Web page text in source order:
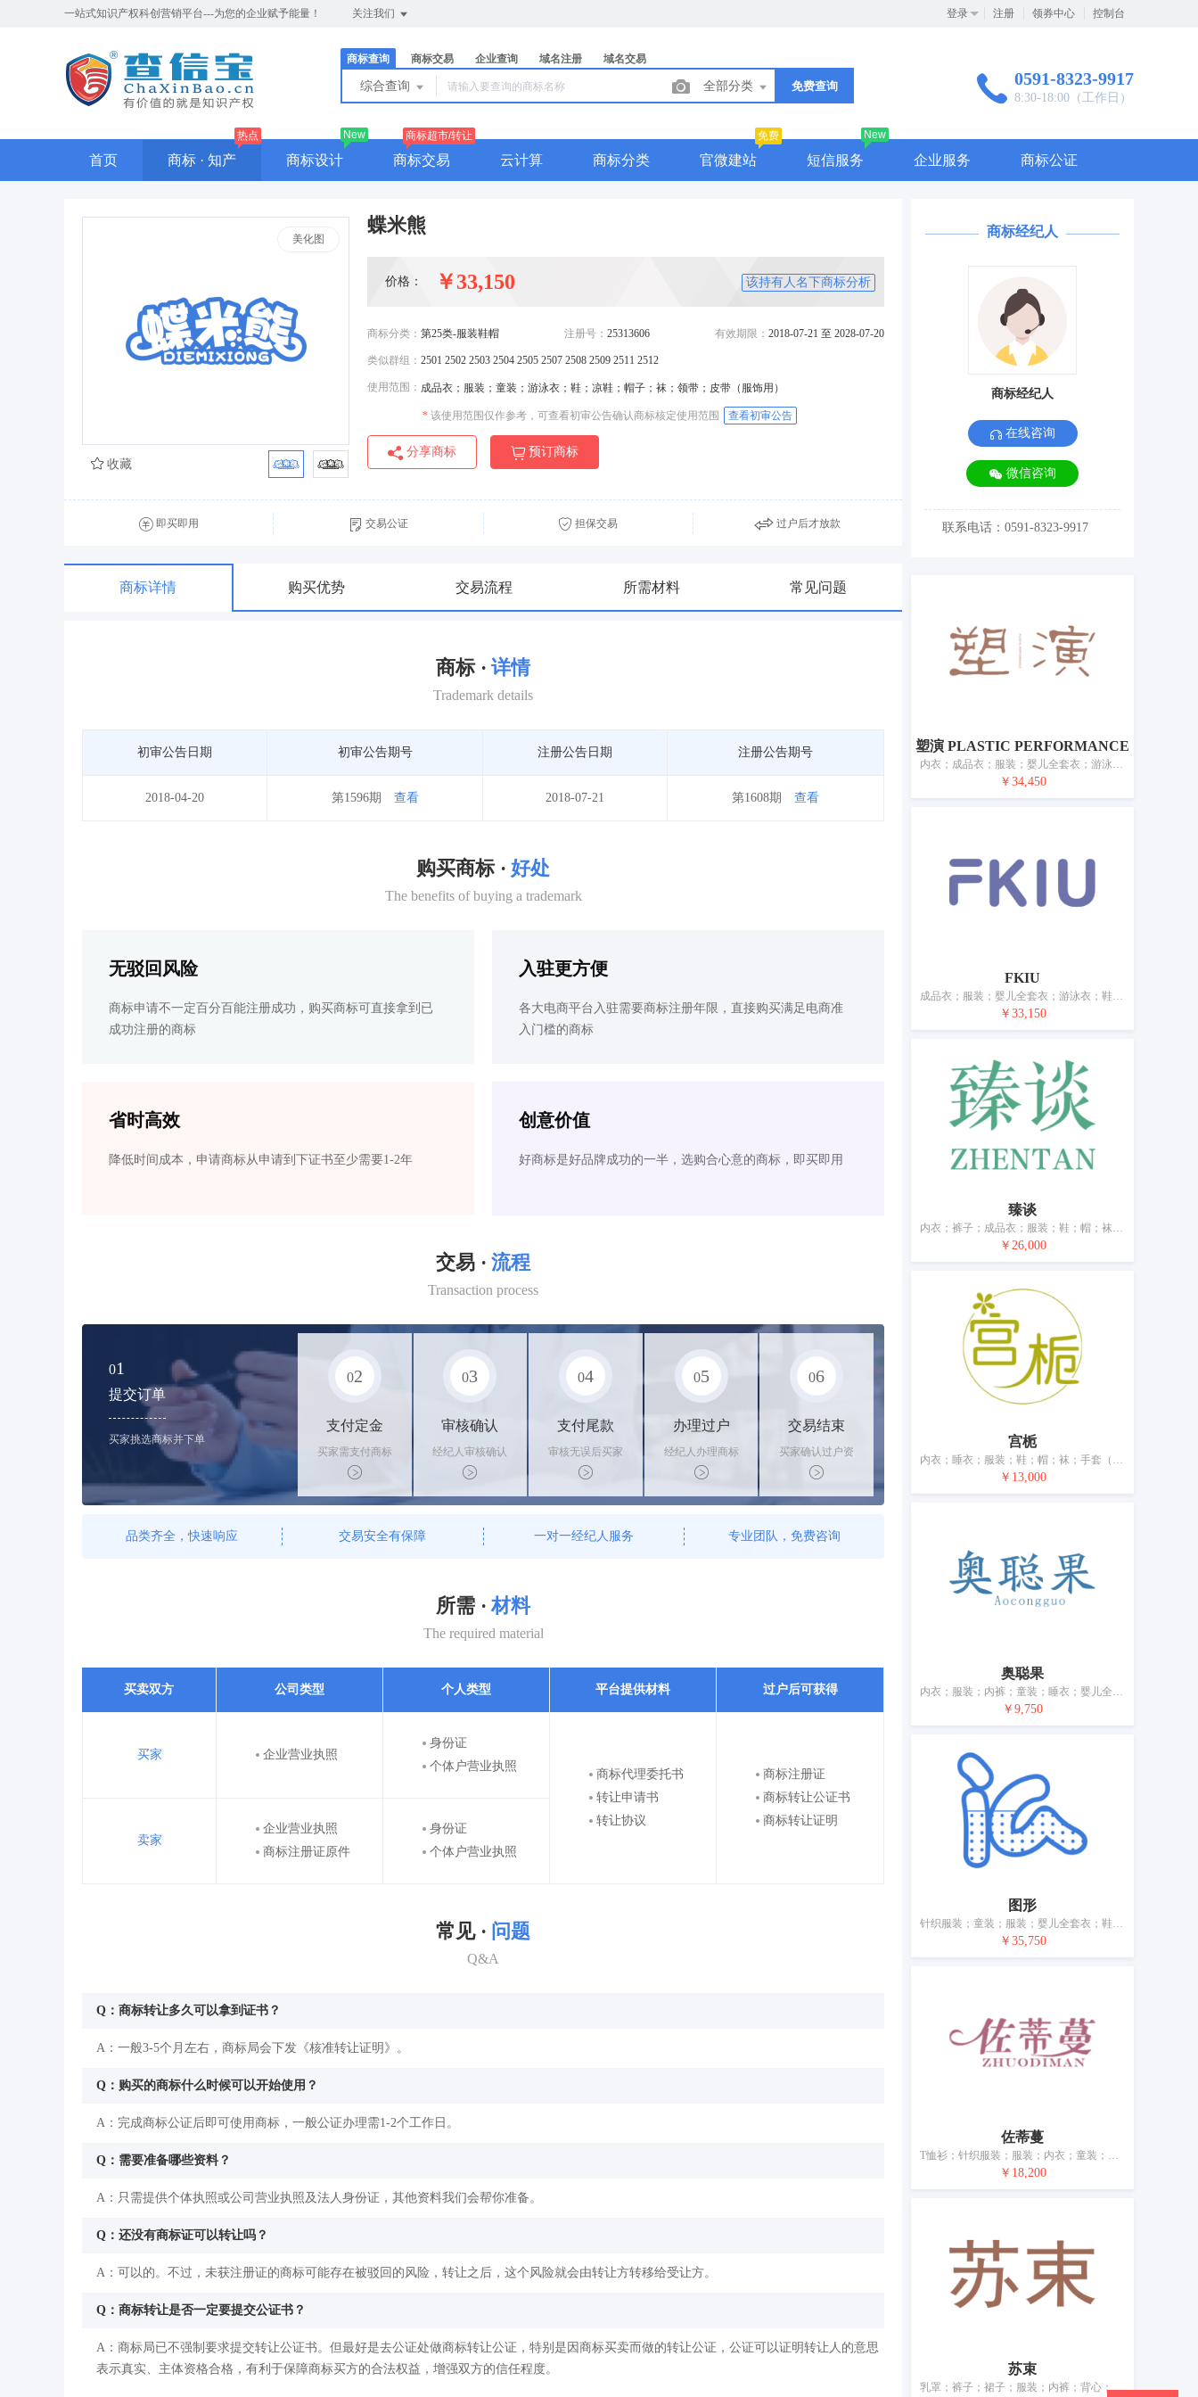
一站式知识产权科创营销平台---为您的企业赋予能量！ 关注我们 登录 注册 领券中心 控制台
商标查询 商标交易 企业查询 域名注册 域名交易
综合查询 全部分类 免费查询 0591-8323-9917
8:30-18:00（工作日）
首页 商标 · 知产
热点
商标设计
New
商标交易
商标超市/转让
云计算 商标分类 官微建站
免费
短信服务
New
企业服务 商标公证
美化图
蝶米熊
价格： ￥33,150 该持有人名下商标分析
商标分类： 第25类-服装鞋帽 注册号： 25313606 有效期限： 2018-07-21 至 2028-07-20
类似群组： 2501 2502 2503 2504 2505 2507 2508 2509 2511 2512
使用范围： 成品衣；服装；童装；游泳衣；鞋；凉鞋；帽子；袜；领带；皮带（服饰用）
* 该使用范围仅作参考，可查看初审公告确认商标核定使用范围 查看初审公告
分享商标
预订商标
收藏
即买即用 交易公证 担保交易 过户后才放款
商标详情 购买优势 交易流程 所需材料 常见问题
商标 · 详情
Trademark details
初审公告日期 初审公告期号 注册公告日期 注册公告期号
2018-04-20 第1596期 查看 2018-07-21 第1608期 查看
购买商标 · 好处
The benefits of buying a trademark
无驳回风险
商标申请不一定百分百能注册成功，购买商标可直接拿到已
成功注册的商标
入驻更方便
各大电商平台入驻需要商标注册年限，直接购买满足电商准
入门槛的商标
省时高效
降低时间成本，申请商标从申请到下证书至少需要1-2年
创意价值
好商标是好品牌成功的一半，选购合心意的商标，即买即用
交易 · 流程
Transaction process
01
提交订单
买家挑选商标并下单
02
支付定金
买家需支付商标
标价的10%的购
买订金
03
审核确认
经纪人审核确认
商标状态
04
支付尾款
审核无误后买家
支付尾款，卖家
办理相关手续
05
办理过户
经纪人办理商标
转让手续，交付
相关证书
06
交易结束
买家确认过户资
料后，平台解冻
资金支付卖家
品类齐全，快速响应 交易安全有保障 一对一经纪人服务 专业团队，免费咨询
所需 · 材料
The required material
买卖双方 公司类型 个人类型 平台提供材料 过户后可获得
买家 企业营业执照
身份证
个体户营业执照
商标代理委托书
转让申请书
转让协议
商标注册证
商标转让公证书
商标转让证明
卖家
企业营业执照
商标注册证原件
身份证
个体户营业执照
常见 · 问题
Q&A
Q：商标转让多久可以拿到证书？
A：一般3-5个月左右，商标局会下发《核准转让证明》。
Q：购买的商标什么时候可以开始使用？
A：完成商标公证后即可使用商标，一般公证办理需1-2个工作日。
Q：需要准备哪些资料？
A：只需提供个体执照或公司营业执照及法人身份证，其他资料我们会帮你准备。
Q：还没有商标证可以转让吗？
A：可以的。不过，未获注册证的商标可能存在被驳回的风险，转让之后，这个风险就会由转让方转移给受让方。
Q：商标转让是否一定要提交公证书？
A：商标局已不强制要求提交转让公证书。但最好是去公证处做商标转让公证，特别是因商标买卖而做的转让公证，公证可以证明转让人的意思
表示真实、主体资格合格，有利于保障商标买方的合法权益，增强双方的信任程度。
商标经纪人
商标经纪人
在线咨询
微信咨询
联系电话：0591-8323-9917
塑演 PLASTIC PERFORMANCE
内衣；成品衣；服装；婴儿全套衣；游泳衣；鞋；袜裤；围巾；皮带（服饰用）；睡眠用眼罩
￥34,450
FKIU
成品衣；服装；婴儿全套衣；游泳衣；鞋；帽；袜；手套（服装）；皮带（服饰用）；婚纱
￥33,150
臻谈
内衣；裤子；成品衣；服装；鞋；帽；袜；手套（服装）；围巾；腰带
￥26,000
宫栀
内衣；睡衣；服装；鞋；帽；袜；手套（服装）；披肩；腰带；婚纱
￥13,000
奥聪果
内衣；服装；内裤；童装；睡衣；婴儿全套衣；游泳衣；鞋；袜；皮带（服饰用）
￥9,750
图形
针织服装；童装；服装；婴儿全套衣；鞋（脚上的穿着物）；帽；袜；手套（服装）；围巾；皮带（服饰用）
￥35,750
佐蒂蔓
T恤衫；针织服装；服装；内衣；童装；婴儿全套衣；鞋（脚上的穿着物）；帽；袜；皮带（服饰用）
￥18,200
苏束
乳罩；裤子；裙子；服装；内裤；背心；童装；鞋（脚上的穿着物）；帽子；袜